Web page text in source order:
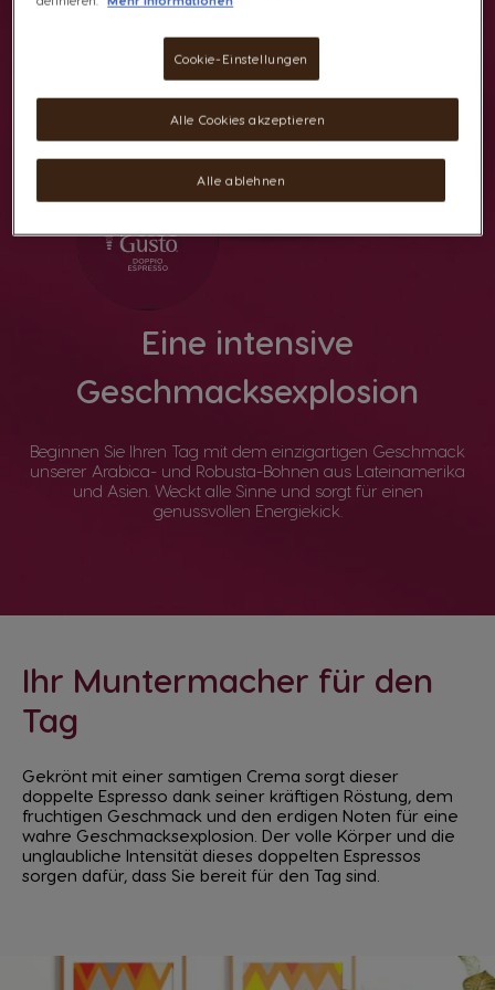
Eine intensive
Geschmacksexplosion
Beginnen Sie Ihren Tag mit dem einzigartigen Geschmack
unserer Arabica- und Robusta-Bohnen aus Lateinamerika
und Asien. Weckt alle Sinne und sorgt für einen
genussvollen Energiekick.
Ihr Muntermacher für den
Tag
Gekrönt mit einer samtigen Crema sorgt dieser
doppelte Espresso dank seiner kräftigen Röstung, dem
fruchtigen Geschmack und den erdigen Noten für eine
wahre Geschmacksexplosion. Der volle Körper und die
unglaubliche Intensität dieses doppelten Espressos
sorgen dafür, dass Sie bereit für den Tag sind.
Cookie-Einstellungen
Alle ablehnen
Alle Cookies akzeptieren